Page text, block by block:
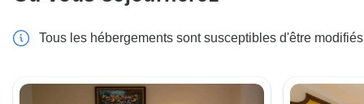
Tous les hébergements sont susceptibles d'être modifiés